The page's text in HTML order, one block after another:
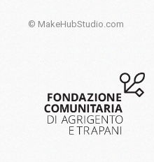
© MakeHubStudio.com